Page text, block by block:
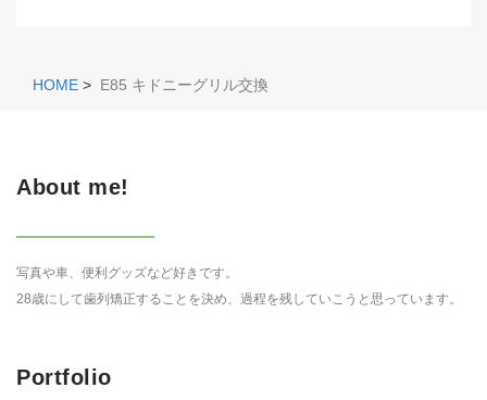
HOME > E85 キドニーグリル交換
About me!
写真や車、便利グッズなど好きです。
28歳にして歯列矯正することを決め、過程を残していこうと思っています。
Portfolio